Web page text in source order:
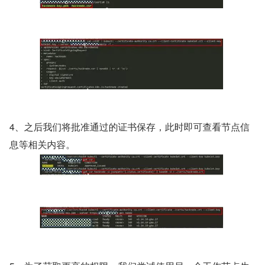
4、之后我们将批准通过的证书保存，此时即可查看节点信
息等相关内容。